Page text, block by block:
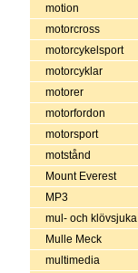
motion
motorcross
motorcykelsport
motorcyklar
motorer
motorfordon
motorsport
motstånd
Mount Everest
MP3
mul- och klövsjuka
Mulle Meck
multimedia